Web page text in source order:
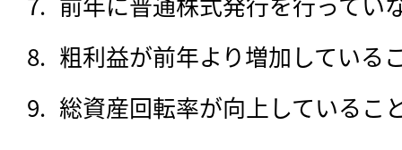
粗利益が前年より増加している
総資産回転率が向上しているこ